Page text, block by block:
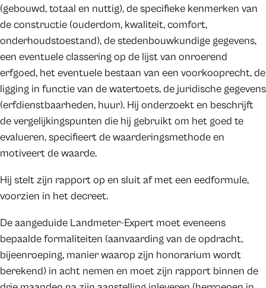
(gebouwd, totaal en nuttig), de specifieke kenmerken van
de constructie (ouderdom, kwaliteit, comfort,
onderhoudstoestand), de stedenbouwkundige gegevens,
een eventuele classering op de lijst van onroerend
erfgoed, het eventuele bestaan van een voorkooprecht, de
ligging in functie van de watertoets, de juridische gegevens
(erfdienstbaarheden, huur). Hij onderzoekt en beschrijft
de vergelijkingspunten die hij gebruikt om het goed te
evalueren, specifieert de waarderingsmethode en
motiveert de waarde.
Hij stelt zijn rapport op en sluit af met een eedformule,
voorzien in het decreet.
De aangeduide Landmeter-Expert moet eveneens
bepaalde formaliteiten (aanvaarding van de opdracht,
bijeenroeping, manier waarop zijn honorarium wordt
berekend) in acht nemen en moet zijn rapport binnen de